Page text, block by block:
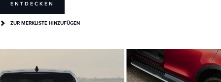
ENTDECKEN
ZUR MERKLISTE HINZUFÜGEN